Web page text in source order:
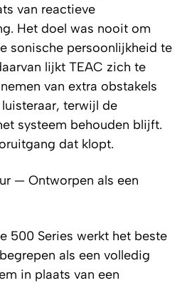
van reactieve
Het doel was nooit om
sonische persoonlijkheid te
lijkt TEAC zich te
van extra obstakels
terwijl de
systeem behouden blijft.
dat klopt.
— Ontworpen als een
500 Series werkt het beste
als een volledig
in plaats van een